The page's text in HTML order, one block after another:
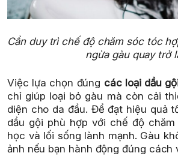
Cần duy trì chế độ chăm sóc tóc
ngừa gàu quay trở
Việc lựa chọn đúng các loại dầu
chỉ giúp loại bỏ gàu mà còn cải
diện cho da đầu. Để đạt hiệu quả
dầu gội phù hợp với chế độ
học và lối sống lành mạnh. Gàu
ảnh nếu bạn hành động đúng cách